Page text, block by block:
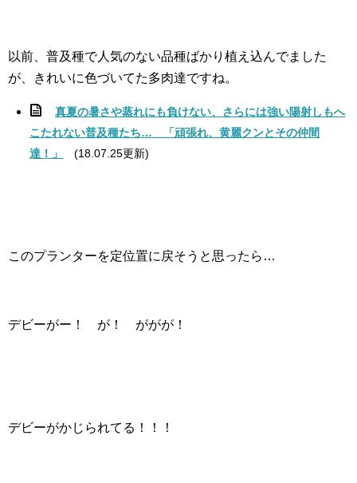
以前、普及種で人気のない品種ばかり植え込んでました
が、きれいに色づいてた多肉達ですね。
真夏の暑さや蒸れにも負けない、さらには強い陽射しもへ
こたれない普及種たち… 「頑張れ、黄麗クンとその仲間
達！」
(18.07.25更新)
このプランターを定位置に戻そうと思ったら…
デビーがー！ が！ ががが！
デビーがかじられてる！！！